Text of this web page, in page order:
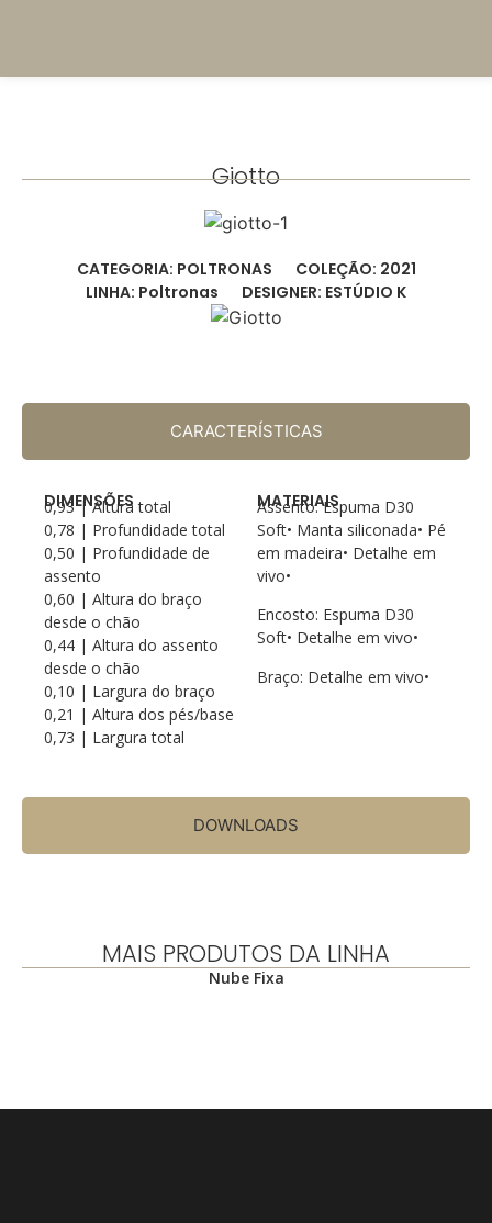
Giotto
CATEGORIA: POLTRONAS
COLEÇÃO: 2021
LINHA: Poltronas
DESIGNER: ESTÚDIO K
CARACTERÍSTICAS
DOWNLOADS
DIMENSÕES
0,93 | Altura total
0,78 | Profundidade total
0,50 | Profundidade de
assento
0,60 | Altura do braço
desde o chão
0,44 | Altura do assento
desde o chão
0,10 | Largura do braço
0,21 | Altura dos pés/base
0,73 | Largura total
MATERIAIS
Assento: Espuma D30
Soft• Manta siliconada• Pé
em madeira• Detalhe em
vivo•
Encosto: Espuma D30
Soft• Detalhe em vivo•
Braço: Detalhe em vivo•
MAIS PRODUTOS DA LINHA
Nube Fixa